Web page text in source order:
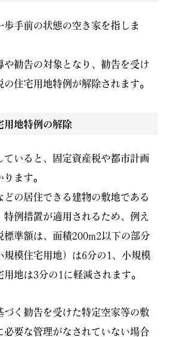
歩手前の状態の空き家を指しま
や勧告の対象となり、勧告を受け
住宅用地特例が解除されます。
用地特例の解除
ていると、固定資産税や都市計画
ます。
どの居住できる建物の敷地である
特例措置が適用されるため、例え
標準額は、面積200m2以下の部分
規模住宅用地）は6分の1、小規模
地は3分の1に軽減されます。
づく勧告を受けた特定空家等の敷
必要な管理がなされていない場合